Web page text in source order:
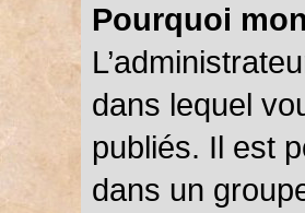
Pourquoi
dans lequel
publiés. Il est
dans un